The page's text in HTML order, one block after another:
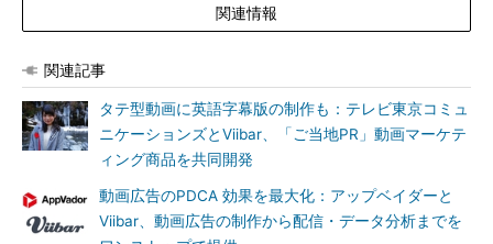
関連情報
関連記事
タテ型動画に英語字幕版の制作も：テレビ東京コミュ
ニケーションズとViibar、「ご当地PR」動画マーケテ
ィング商品を共同開発
動画広告のPDCA 効果を最大化：アップベイダーと
Viibar、動画広告の制作から配信・データ分析までを